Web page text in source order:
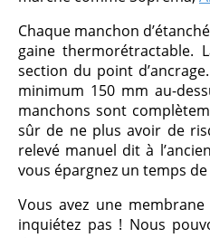
Chaque manchon
gaine thermorétractable.
section du point
minimum 150 mm au-
manchons sont
sûr de ne plus avoir de
relevé manuel dit à
vous épargnez un temps
Vous avez une
inquiétez pas ! Nous